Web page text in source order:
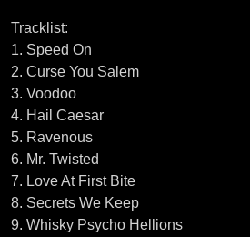
Tracklist:
1. Speed On
2. Curse You Salem
3. Voodoo
4. Hail Caesar
5. Ravenous
6. Mr. Twisted
7. Love At First Bite
8. Secrets We Keep
9. Whisky Psycho Hellions